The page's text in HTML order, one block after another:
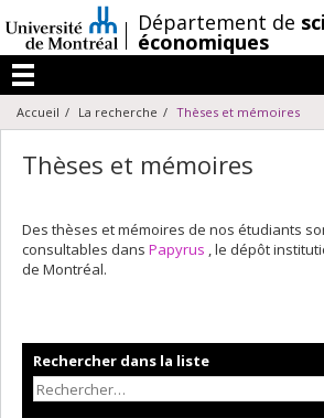
au
contenu
/Département de
économiques
Menu
Accueil La recherche Thèses et mémoires
Thèses et mémoires
Des thèses et mémoires de nos étudiants
consultables dans Papyrus , le dépôt
de Montréal.
Rechercher dans la liste